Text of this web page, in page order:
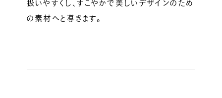
扱いやすくし、すこやかで美しいデザインのため
の素材へと導きます。